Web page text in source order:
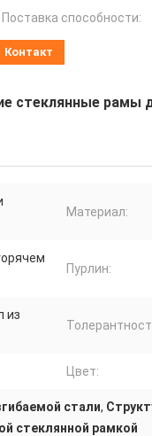
Поставка способности:
Контакт
стеклянные
Материал:
Пурлин:
из
Цвет:
стали,
стеклянной рамкой